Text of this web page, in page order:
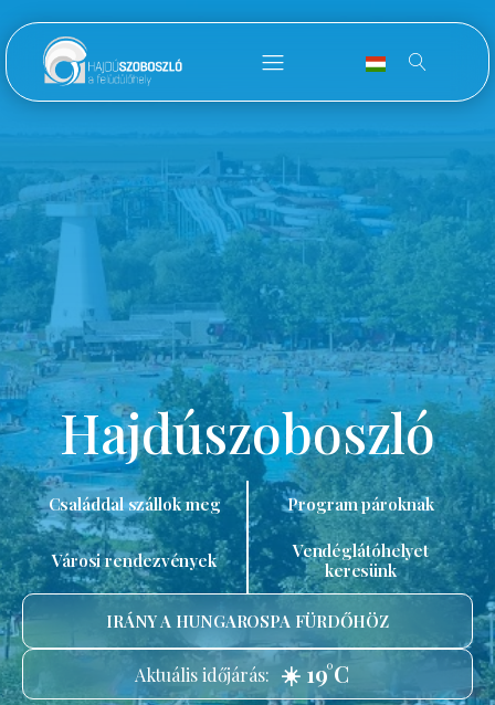
Hajdúszoboszló
Családdal szállok meg Program pároknak
Városi rendezvények
Vendéglátóhelyet
keresünk
IRÁNY A HUNGAROSPA FÜRDŐHÖZ
Aktuális időjárás: ☀️ 19°C